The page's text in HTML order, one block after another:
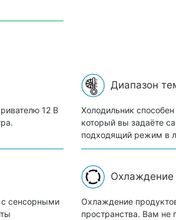
12 В
Диапазон
Холодильник
который вы задаёте
подходящий режим в
сенсорными
Охлаждение
Охлаждение
пространства. Вам не